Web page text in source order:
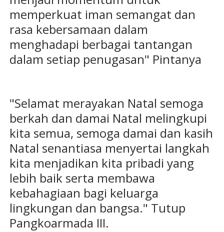
memperkuat iman semangat dan
rasa kebersamaan dalam
menghadapi berbagai tantangan
dalam setiap penugasan" Pintanya
"Selamat merayakan Natal semoga
berkah dan damai Natal melingkupi
kita semua, semoga damai dan kasih
Natal senantiasa menyertai langkah
kita menjadikan kita pribadi yang
lebih baik serta membawa
kebahagiaan bagi keluarga
lingkungan dan bangsa." Tutup
Pangkoarmada III.